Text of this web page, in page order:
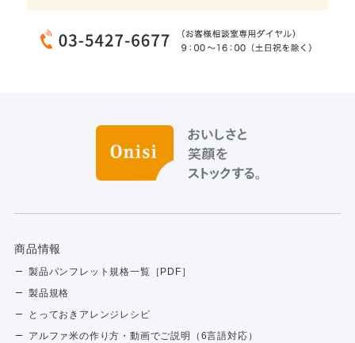
商品情報
製品パンフレット規格一覧［PDF］
製品規格
とっておきアレンジレシピ
アルファ米の作り方・動画でご説明（6言語対応）